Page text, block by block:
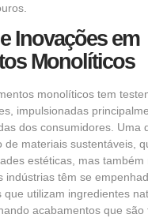
Inovações em
Monolíticos
monolíticos tem
impulsionadas
dos consumidores. Uma
de materiais sustentáveis,
estéticas, mas também
indústrias têm se
que utilizam ingredientes
acabamentos que são